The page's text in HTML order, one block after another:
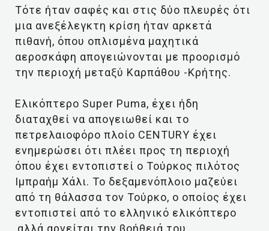
Τότε ήταν σαφές και στις δύο πλευρές ότι
μια ανεξέλεγκτη κρίση ήταν αρκετά
πιθανή, όπου οπλισμένα μαχητικά
αεροσκάφη απογειώνονται με προορισμό
την περιοχή μεταξύ Καρπάθου -Κρήτης.
Ελικόπτερο Super Puma, έχει ήδη
διαταχθεί να απογειωθεί και το
πετρελαιοφόρο πλοίο CENTURY έχει
ενημερώσει ότι πλέει προς τη περιοχή
όπου έχει εντοπιστεί ο Τούρκος πιλότος
Ιμπραήμ Χάλι. Το δεξαμενόπλοιο μαζεύει
από τη θάλασσα τον Τούρκο, ο οποίος έχει
εντοπιστεί από το ελληνικό ελικόπτερο
,αλλά αρνείται την βοήθειά του.